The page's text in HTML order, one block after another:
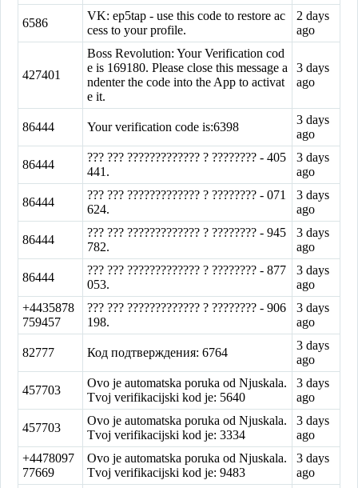
6586
VK: ep5tap - use this code to restore ac
cess to your profile.
2 days
ago
427401
Boss Revolution: Your Verification cod
e is 169180. Please close this message a
ndenter the code into the App to activat
e it.
3 days
ago
86444 Your verification code is:6398
3 days
ago
86444
??? ??? ????????????? ? ???????? - 405
441.
3 days
ago
86444
??? ??? ????????????? ? ???????? - 071
624.
3 days
ago
86444
??? ??? ????????????? ? ???????? - 945
782.
3 days
ago
86444
??? ??? ????????????? ? ???????? - 877
053.
3 days
ago
+4435878
759457
??? ??? ????????????? ? ???????? - 906
198.
3 days
ago
82777 Код подтверждения: 6764
3 days
ago
457703
Ovo je automatska poruka od Njuskala.
Tvoj verifikacijski kod je: 5640
3 days
ago
457703
Ovo je automatska poruka od Njuskala.
Tvoj verifikacijski kod je: 3334
3 days
ago
+4478097
77669
Ovo je automatska poruka od Njuskala.
Tvoj verifikacijski kod je: 9483
3 days
ago